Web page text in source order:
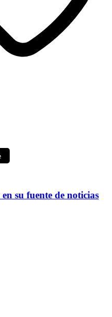
en su fuente de noticias